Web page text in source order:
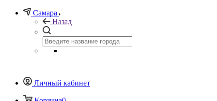
Самара
Назад
Личный кабинет